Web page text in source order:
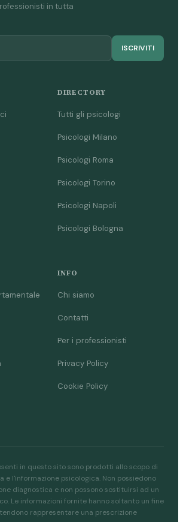
in tutta
ISCRIVITI
DIRECTORY
Tutti gli psicologi
Psicologi Milano
Psicologi Roma
Psicologi Torino
Psicologi Napoli
Psicologi Bologna
INFO
Chi siamo
Contatti
Per i professionisti
Privacy Policy
Cookie Policy
in questo sito sono prodotti allo scopo di
e l'informazione psicologica. Non possiedono
diagnostica e non possono sostituirsi ad un
Le informazioni fornite hanno soltanto un fine
rappresentare una prescrizione